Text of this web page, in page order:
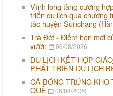
Vĩnh long tăng cường
triển du lịch qua chương
tác huyện Sunchang
Trà Đét - Điểm hẹn mới
vườn
06/08/2026
DU LỊCH KẾT HỢP
PHÁT TRIỂN DU LỊCH
CÁ BÓNG TRỨNG
QUÊ
06/08/2026